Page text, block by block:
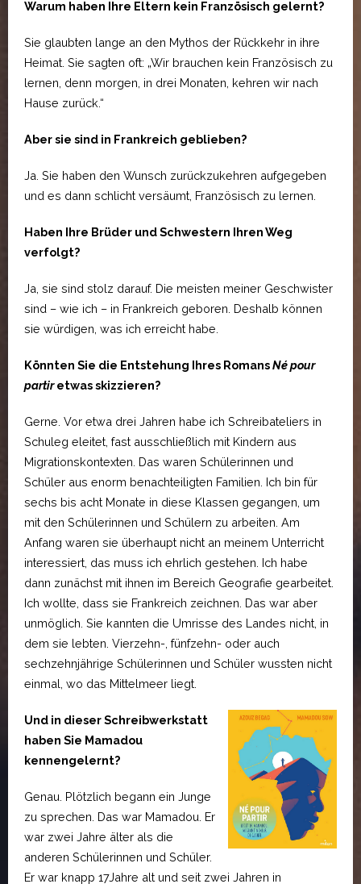
Warum haben Ihre Eltern kein Französisch gelernt?
Sie glaubten lange an den Mythos der Rückkehr in ihre
Heimat. Sie sagten oft: „Wir brauchen kein Französisch zu
lernen, denn morgen, in drei Monaten, kehren wir nach
Hause zurück.“
Aber sie sind in Frankreich geblieben?
Ja. Sie haben den Wunsch zurückzukehren aufgegeben
und es dann schlicht versäumt, Französisch zu lernen.
Haben Ihre Brüder und Schwestern Ihren Weg
verfolgt?
Ja, sie sind stolz darauf. Die meisten meiner Geschwister
sind – wie ich – in Frankreich geboren. Deshalb können
sie würdigen, was ich erreicht habe.
Könnten Sie die Entstehung Ihres RomansNé pour
partiretwas skizzieren?
Gerne. Vor etwa drei Jahren habe ich Schreibateliers in
Schuleg eleitet, fast ausschließlich mit Kindern aus
Migrationskontexten. Das waren Schülerinnen und
Schüler aus enorm benachteiligten Familien. Ich bin für
sechs bis acht Monate in diese Klassen gegangen, um
mit den Schülerinnen und Schülern zu arbeiten. Am
Anfang waren sie überhaupt nicht an meinem Unterricht
interessiert, das muss ich ehrlich gestehen. Ich habe
dann zunächst mit ihnen im Bereich Geografie gearbeitet.
Ich wollte, dass sie Frankreich zeichnen. Das war aber
unmöglich. Sie kannten die Umrisse des Landes nicht, in
dem sie lebten. Vierzehn-, fünfzehn- oder auch
sechzehnjährige Schülerinnen und Schüler wussten nicht
einmal, wo das Mittelmeer liegt.
Und in dieser Schreibwerkstatt
haben Sie Mamadou
kennengelernt?
Genau. Plötzlich begann ein Junge
zu sprechen. Das war Mamadou. Er
war zwei Jahre älter als die
anderen Schülerinnen und Schüler.
Er war knapp 17Jahre alt und seit zwei Jahren in